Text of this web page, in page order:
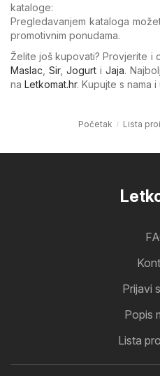
kataloge:
Pregledavanjem kataloga
promotivnim ponudama.
Želite još kupovati? Provjerite i
Maslac Sir, Jogurti Jaja.
na Letkomat.hr. Kupujte s nama
Početak Lista
Prijavi
Popis
Lista